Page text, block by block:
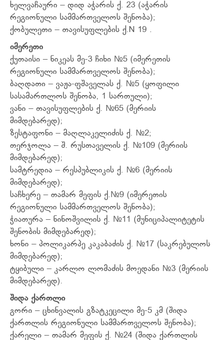
ხელვაჩაური – დიდ აჭარის ქ. 23 (აჭარის
რეგიონული სამმართველოს შენობა);
ქობულეთი – თავისუფლების ქ.N 19 .
იმერეთი
ქუთაისი – ნიკეას მე-3 ჩიხი №5 (იმერეთის
რეგიონული სამმართველოს შენობა);
ბაღდათი – ვაჟა-ფშაველას ქ. №5 (ყოფილი
სასამართლოს შენობა, 1 სართული);
ვანი – თავისუფლების ქ. №65 (მერიის
მიმდებარედ);
ზესტაფონი – მაღლაკელიძის ქ. №2;
თერჯოლა – შ. რუსთაველის ქ. №109 (მერიის
მიმდებარედ);
სამტრედია – რესპუბლიკის ქ. №6 (მერიის
მიმდებარედ);
საჩხერე – თამარ მეფის ქ.№9 (იმერეთის
რეგიონული სამმართველოს შენობა);
ჭიათურა – ნინოშვილის ქ. №11 (მუნიციპალიტეტის
შენობის მიმდებარედ);
ხონი – პოლიკარპე კაკაბაძის ქ. №17 (საკრებულოს
მიმდებარედ);
ტყიბული – კარლო ლომაძის მოედანი №3 (მერიის
მიმდებარედ).
შიდა ქართლი
გორი – ცხინვალის გზატკეცილი მე-5 კმ (შიდა
ქართლის რეგიონული სამმართველოს შენობა);
ქარელი – თამარ მეფის ქ. №24 (შიდა ქართლის